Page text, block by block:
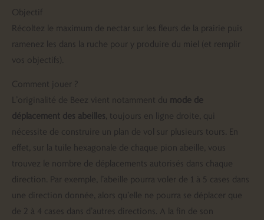
Objectif
Récoltez le maximum de nectar sur les fleurs de la prairie puis
ramenez les dans la ruche pour y produire du miel (et remplir
vos objectifs).
Comment jouer ?
L’originalité de Beez vient notamment du mode de
déplacement des abeilles, toujours en ligne droite, qui
nécessite de construire un plan de vol sur plusieurs tours. En
effet, sur la tuile hexagonale de chaque pion abeille, vous
trouvez le nombre de déplacements autorisés dans chaque
direction. Par exemple, l’abeille pourra voler de 1 à 5 cases dans
une direction donnée, alors qu’elle ne pourra se déplacer que
de 2 à 4 cases dans d’autres directions. A la fin de son